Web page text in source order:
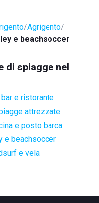
Agrigento
e beachsoccer
di spiagge nel
e ristorante
attrezzate
e posto barca
e beachsoccer
e vela